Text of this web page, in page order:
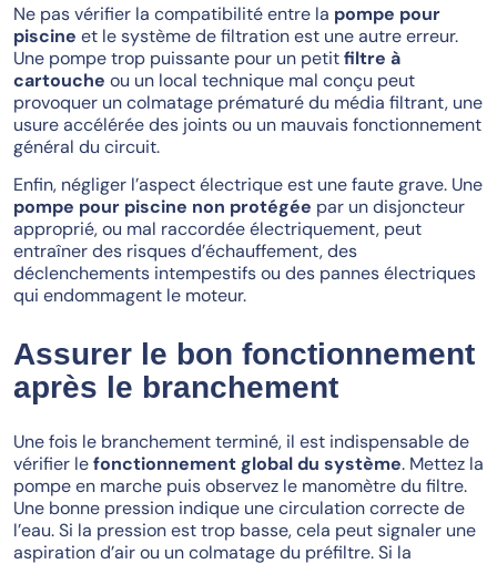
Ne pas vérifier la compatibilité entre la pompe pour
piscine et le système de filtration est une autre erreur.
Une pompe trop puissante pour un petitfiltre à
cartouche ou un local technique mal conçu peut
provoquer un colmatage prématuré du média filtrant, une
usure accélérée des joints ou un mauvais fonctionnement
général du circuit.
Enfin, négliger l’aspect électrique est une faute grave. Une
pompe pour piscine non protégée par un disjoncteur
approprié, ou mal raccordée électriquement, peut
entraîner des risques d’échauffement, des
déclenchements intempestifs ou des pannes électriques
qui endommagent le moteur.
Assurer le bon fonctionnement
après le branchement
Une fois le branchement terminé, il est indispensable de
vérifier lefonctionnement global du système. Mettez la
pompe en marche puis observez le manomètre du filtre.
Une bonne pression indique une circulation correcte de
l’eau. Si la pression est trop basse, cela peut signaler une
aspiration d’air ou un colmatage du préfiltre. Si la